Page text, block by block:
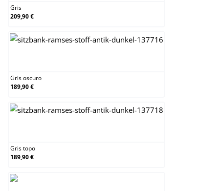
Gris
209,90 €
Gris oscuro
189,90 €
Gris topo
189,90 €